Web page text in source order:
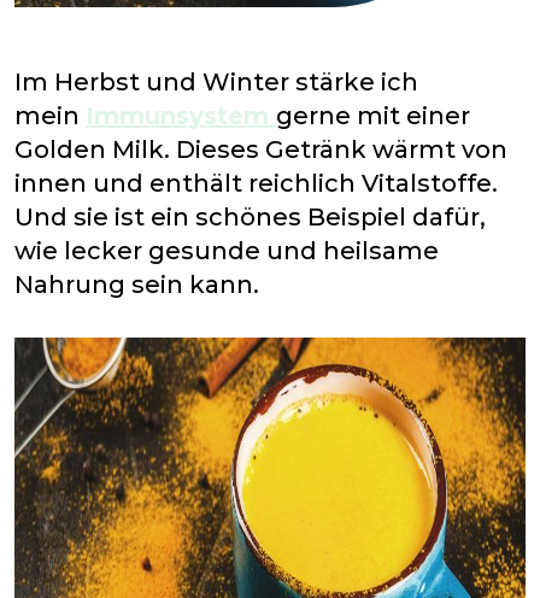
Im Herbst und Winter stärke ich
mein Immunsystem gerne mit einer
Golden Milk. Dieses Getränk wärmt von
innen und enthält reichlich Vitalstoffe.
Und sie ist ein schönes Beispiel dafür,
wie lecker gesunde und heilsame
Nahrung sein kann.